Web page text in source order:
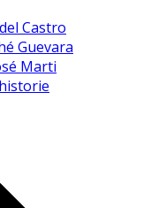
Castro
Guevara
Marti